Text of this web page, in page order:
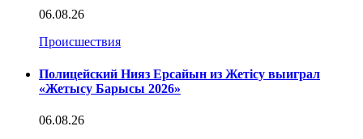
06.08.26
Происшествия
Полицейский Нияз Ерсайын из Жетісу выиграл
«Жетысу Барысы 2026»
06.08.26